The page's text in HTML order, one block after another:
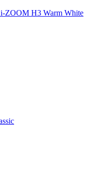
H3 Warm White